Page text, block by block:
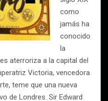
como
jamás ha
conocido
la
aterroriza a la capital del
Victoria, vencedora
teme que una nueva
de Londres. Sir Edward